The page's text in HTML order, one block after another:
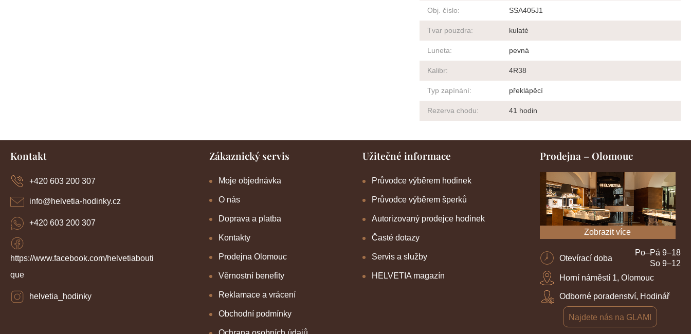
Obj. číslo: SSA405J1
Tvar pouzdra: kulaté
Luneta: pevná
Kalibr: 4R38
Typ zapínání: překlápěcí
Rezerva chodu: 41 hodin
Kontakt
info@helvetia-hodinky.cz
+420 603 200 307
https://www.facebook.com/helvetiabouti
que
helvetia_hodinky
+420 603 200 307
Zákaznický servis
Moje objednávka
O nás
Doprava a platba
Kontakty
Prodejna Olomouc
Věrnostní benefity
Reklamace a vrácení
Obchodní podmínky
Užitečné informace
Průvodce výběrem hodinek
Průvodce výběrem šperků
Autorizovaný prodejce hodinek
Časté dotazy
Servis a služby
HELVETIA magazín
Prodejna – Olomouc
Zobrazit více
Otevírací doba
Po–Pá 9–18
So 9–12
Horní náměstí 1, Olomouc
Odborné poradenství, Hodinář
Najdete nás na GLAMI